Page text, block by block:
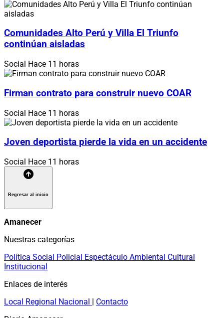
Comunidades Alto Perú y Villa El Triunfo
continúan aisladas
Social Hace 11 horas
Firman contrato para construir nuevo COAR
Social Hace 11 horas
Joven deportista pierde la vida en un accidente
Social Hace 11 horas
Regresar al inicio
Amanecer
Nuestras categorías
Política Social Policial Espectáculo Ambiental Cultural
Institucional
Enlaces de interés
Local Regional Nacional | Contacto